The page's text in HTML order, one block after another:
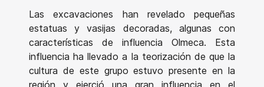
Las excavaciones han revelado pequeñas
estatuas y vasijas decoradas, algunas con
características de influencia Olmeca. Esta
influencia ha llevado a la teorización de que la
cultura de este grupo estuvo presente en la
región y ejerció una gran influencia en el